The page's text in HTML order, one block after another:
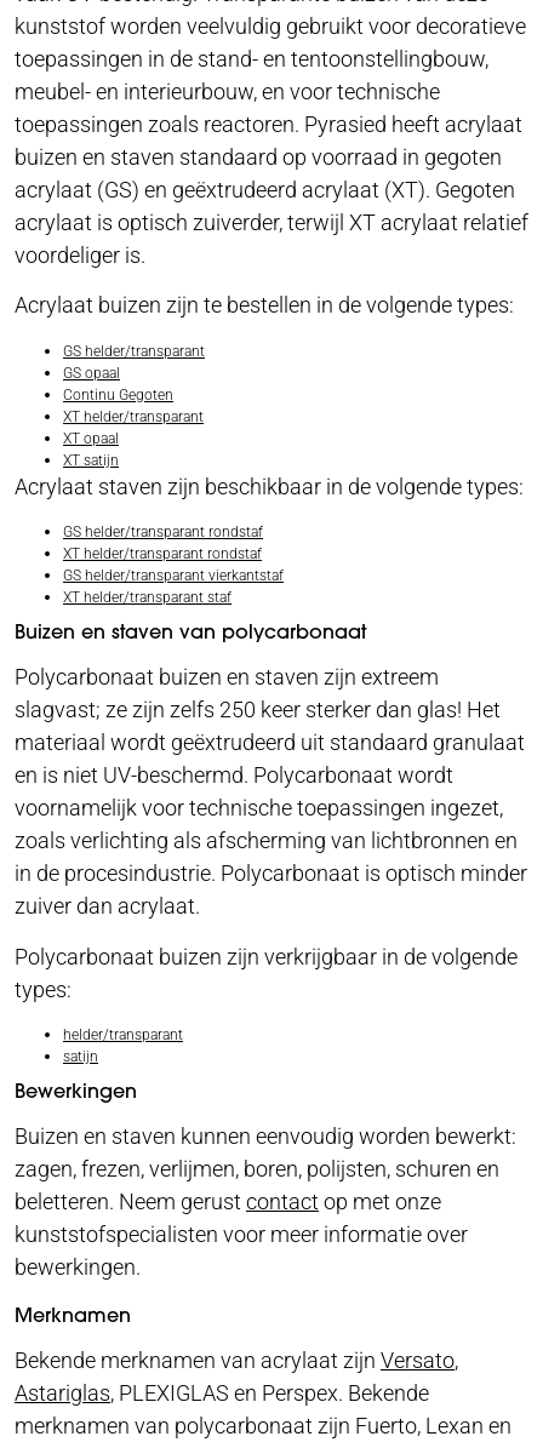
kunststof worden veelvuldig gebruikt voor decoratieve
toepassingen in de stand- en tentoonstellingbouw,
meubel- en interieurbouw, en voor technische
toepassingen zoals reactoren. Pyrasied heeft acrylaat
buizen en staven standaard op voorraad in gegoten
acrylaat (GS) en geëxtrudeerd acrylaat (XT). Gegoten
acrylaat is optisch zuiverder, terwijl XT acrylaat relatief
voordeliger is.
Acrylaat buizen zijn te bestellen in de volgende types:
GS helder/transparant
GS opaal
Continu Gegoten
XT helder/transparant
XT opaal
XT satijn
Acrylaat staven zijn beschikbaar in de volgende types:
GS helder/transparant rondstaf
XT helder/transparant rondstaf
GS helder/transparant vierkantstaf
XT helder/transparant staf
Buizen en staven van polycarbonaat
Polycarbonaat buizen en staven zijn extreem
slagvast; ze zijn zelfs 250 keer sterker dan glas! Het
materiaal wordt geëxtrudeerd uit standaard granulaat
en is niet UV-beschermd. Polycarbonaat wordt
voornamelijk voor technische toepassingen ingezet,
zoals verlichting als afscherming van lichtbronnen en
in de procesindustrie. Polycarbonaat is optisch minder
zuiver dan acrylaat.
Polycarbonaat buizen zijn verkrijgbaar in de volgende
types:
helder/transparant
satijn
Bewerkingen
Buizen en staven kunnen eenvoudig worden bewerkt:
zagen, frezen, verlijmen, boren, polijsten, schuren en
beletteren. Neem gerustcontactop met onze
kunststofspecialisten voor meer informatie over
bewerkingen.
Merknamen
Bekende merknamen van acrylaat zijn Versato,
Astariglas, PLEXIGLAS en Perspex. Bekende
merknamen van polycarbonaat zijn Fuerto, Lexan en